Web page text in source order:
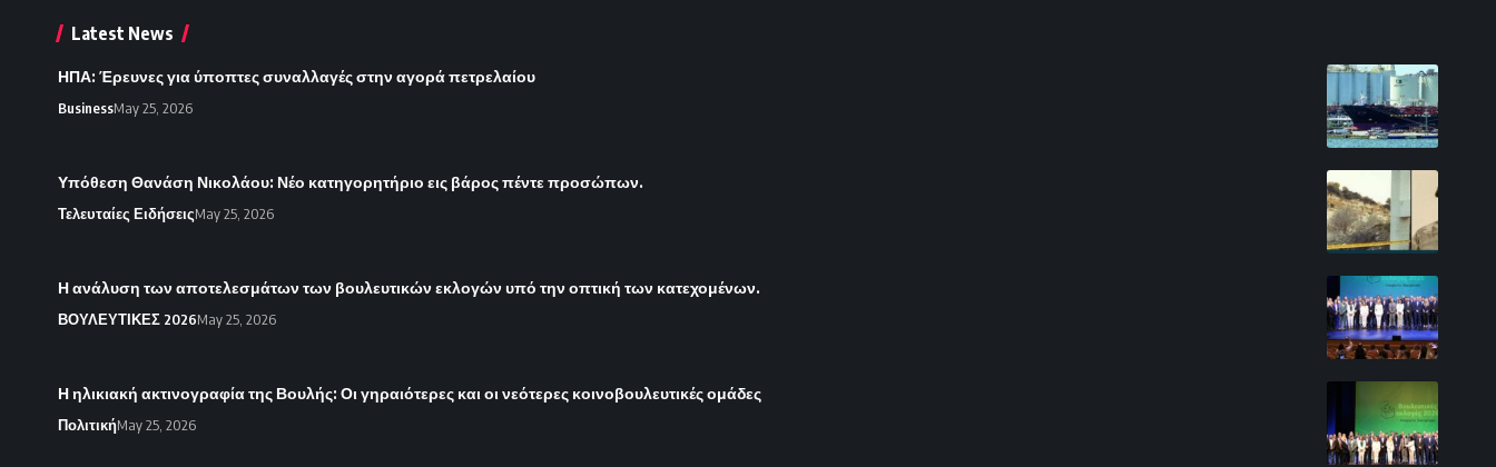
Latest News
ΗΠΑ: Έρευνες για ύποπτες συναλλαγές στην αγορά πετρελαίου
BusinessMay 25, 2026
Υπόθεση Θανάση Νικολάου: Νέο κατηγορητήριο εις βάρος πέντε προσώπων.
Τελευταίες ΕιδήσειςMay 25, 2026
Η ανάλυση των αποτελεσμάτων των βουλευτικών εκλογών υπό την οπτική των κατεχομένων.
ΒΟΥΛΕΥΤΙΚΕΣ 2026May 25, 2026
Η ηλικιακή ακτινογραφία της Βουλής: Οι γηραιότερες και οι νεότερες κοινοβουλευτικές ομάδες
ΠολιτικήMay 25, 2026